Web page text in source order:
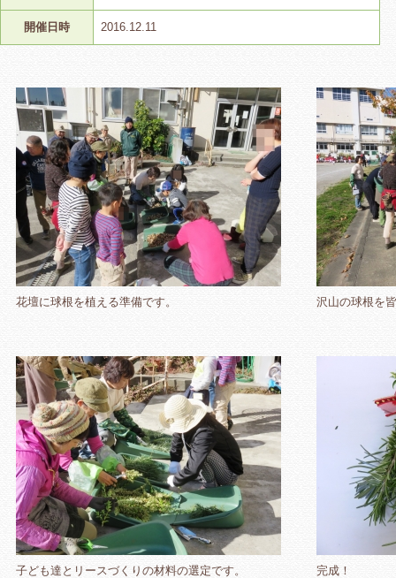
開催日時 2016.12.11
花壇に球根を植える準備です。 沢山の球根を
子ども達とリースづくりの材料の選定です。 完成！